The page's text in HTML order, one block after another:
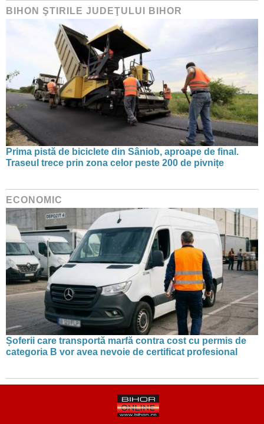
BIHON ŞTIRILE JUDEŢULUI BIHOR
Prima pistă de biciclete din Sâniob, aproape de final.
Traseul trece prin zona celor peste 200 de pivnițe
ECONOMIC
Șoferii care transportă marfă contra cost cu permis de
categoria B vor avea nevoie de certificat profesional